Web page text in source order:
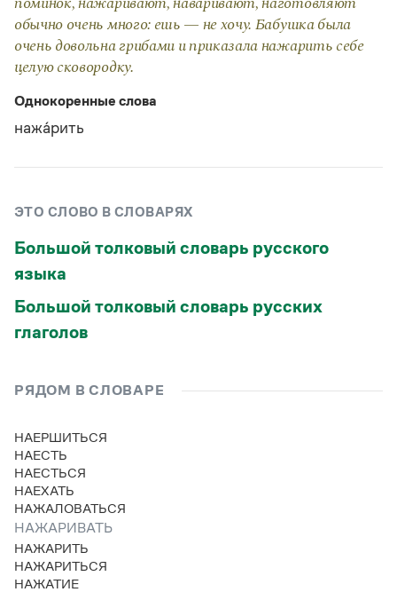
Издательство
Словари
Научпоп
Учебники и справочники
Все книги
поминок, нажаривают, наваривают, наготовляют
обычно очень много: ешь — не хочу. Бабушка была
очень довольна грибами и приказала нажарить себе
целую сковородку.
Однокоренные слова
нажа́рить
ЭТО СЛОВО В СЛОВАРЯХ
Большой толковый словарь русского
языка
Большой толковый словарь русских
глаголов
РЯДОМ В СЛОВАРЕ
НАЕРШИТЬСЯ
НАЕСТЬ
НАЕСТЬСЯ
НАЕХАТЬ
НАЖАЛОВАТЬСЯ
НАЖАРИВАТЬ
НАЖАРИТЬ
НАЖАРИТЬСЯ
НАЖАТИЕ